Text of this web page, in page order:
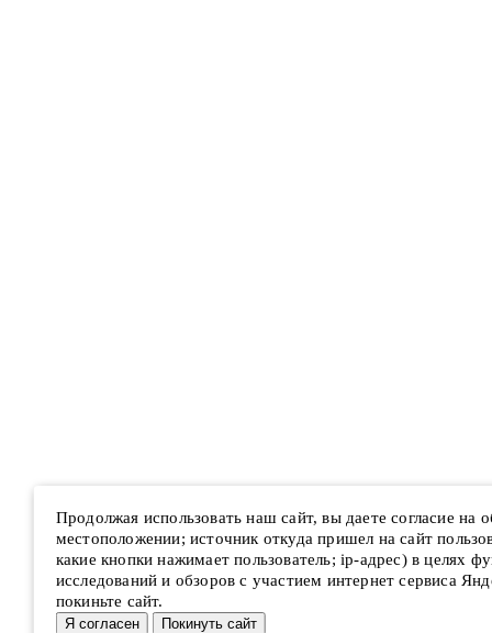
Продолжая использовать наш сайт, вы даете согласие на
местоположении; источник откуда пришел на сайт
какие кнопки нажимает пользователь; ip-адрес) в целях
исследований и обзоров с участием интернет сервиса
покиньте сайт.
Я согласен Покинуть сайт